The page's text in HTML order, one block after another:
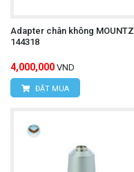
Adapter chân không MOUNTZ
144318
4,000,000 VND
ĐẶT MUA